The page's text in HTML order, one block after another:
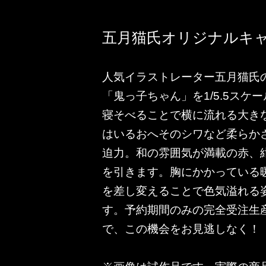
五月猫氏オリジナルキ
人気イラストレーター五月猫
「鬼っ子ちゃん」を1/5.5スケ
寝そべることで横に流れる大き
はいるおへそのシワなど柔らか
迫力。和の雰囲気が満載の赤、
を引きます。胸にかかっている
を差し変えることで色気溢れる
す。予約期間のみの完全受注生
で、この機会をお見逃しなく！